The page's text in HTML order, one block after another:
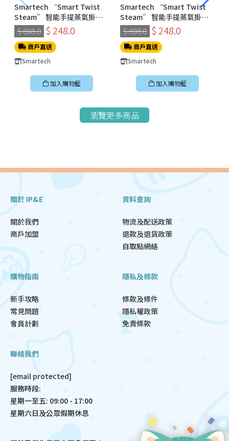
Smartech “Smart Twist
Steam” 智能手提蒸氣掛燙
機 (SS-8108)
$ 698.0 $ 248.0
商戶直送
Smartech
加入購物籃
Smartech “Smart Twist
Steam” 智能手提蒸氣掛燙
機 (SS-8108)
$ 698.0 $ 248.0
商戶直送
Smartech
加入購物籃
瀏覽更多商品
關於 IP&E
關於我們
商戶加盟
資料查詢
物流及配送政策
退款及退貨政策
自取點網絡
購物指南
新手攻略
常見問題
會員計劃
隱私及條款
條款及條件
隱私權政策
免責條款
聯絡我們
[email protected]
服務時段:
星期一至五: 09:00 - 17:00
星期六日及公眾假期休息